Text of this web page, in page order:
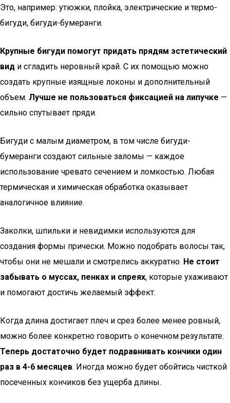
Это, например: утюжки, плойка, электрические и термо-
бигуди, бигуди-бумеранги.
Крупные бигуди помогут придать прядям эстетический
вид и сгладить неровный край. С их помощью можно
создать крупные изящные локоны и дополнительный
объем. Лучше не пользоваться фиксацией на липучке —
сильно спутывает пряди.
Бигуди с малым диаметром, в том числе бигуди-
бумеранги создают сильные заломы — каждое
использование чревато сечением и ломкостью. Любая
термическая и химическая обработка оказывает
аналогичное влияние.
Заколки, шпильки и невидимки используются для
создания формы прически. Можно подобрать волосы так,
чтобы они не мешали и смотрелись аккуратно. Не стоит
забывать о муссах, пенках и спреях, которые ухаживают
и помогают достичь желаемый эффект.
Когда длина достигает плеч и срез более менее ровный,
можно более конкретно говорить о конечном результате.
Теперь достаточно будет подравнивать кончики один
раз в 4-6 месяцев. Иногда можно будет обойтись чисткой
посеченных кончиков без ущерба длины.